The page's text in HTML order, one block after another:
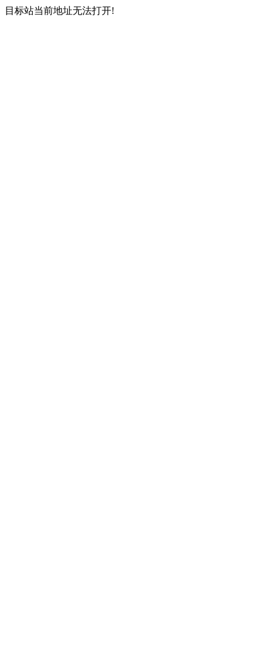
目标站当前地址无法打开!